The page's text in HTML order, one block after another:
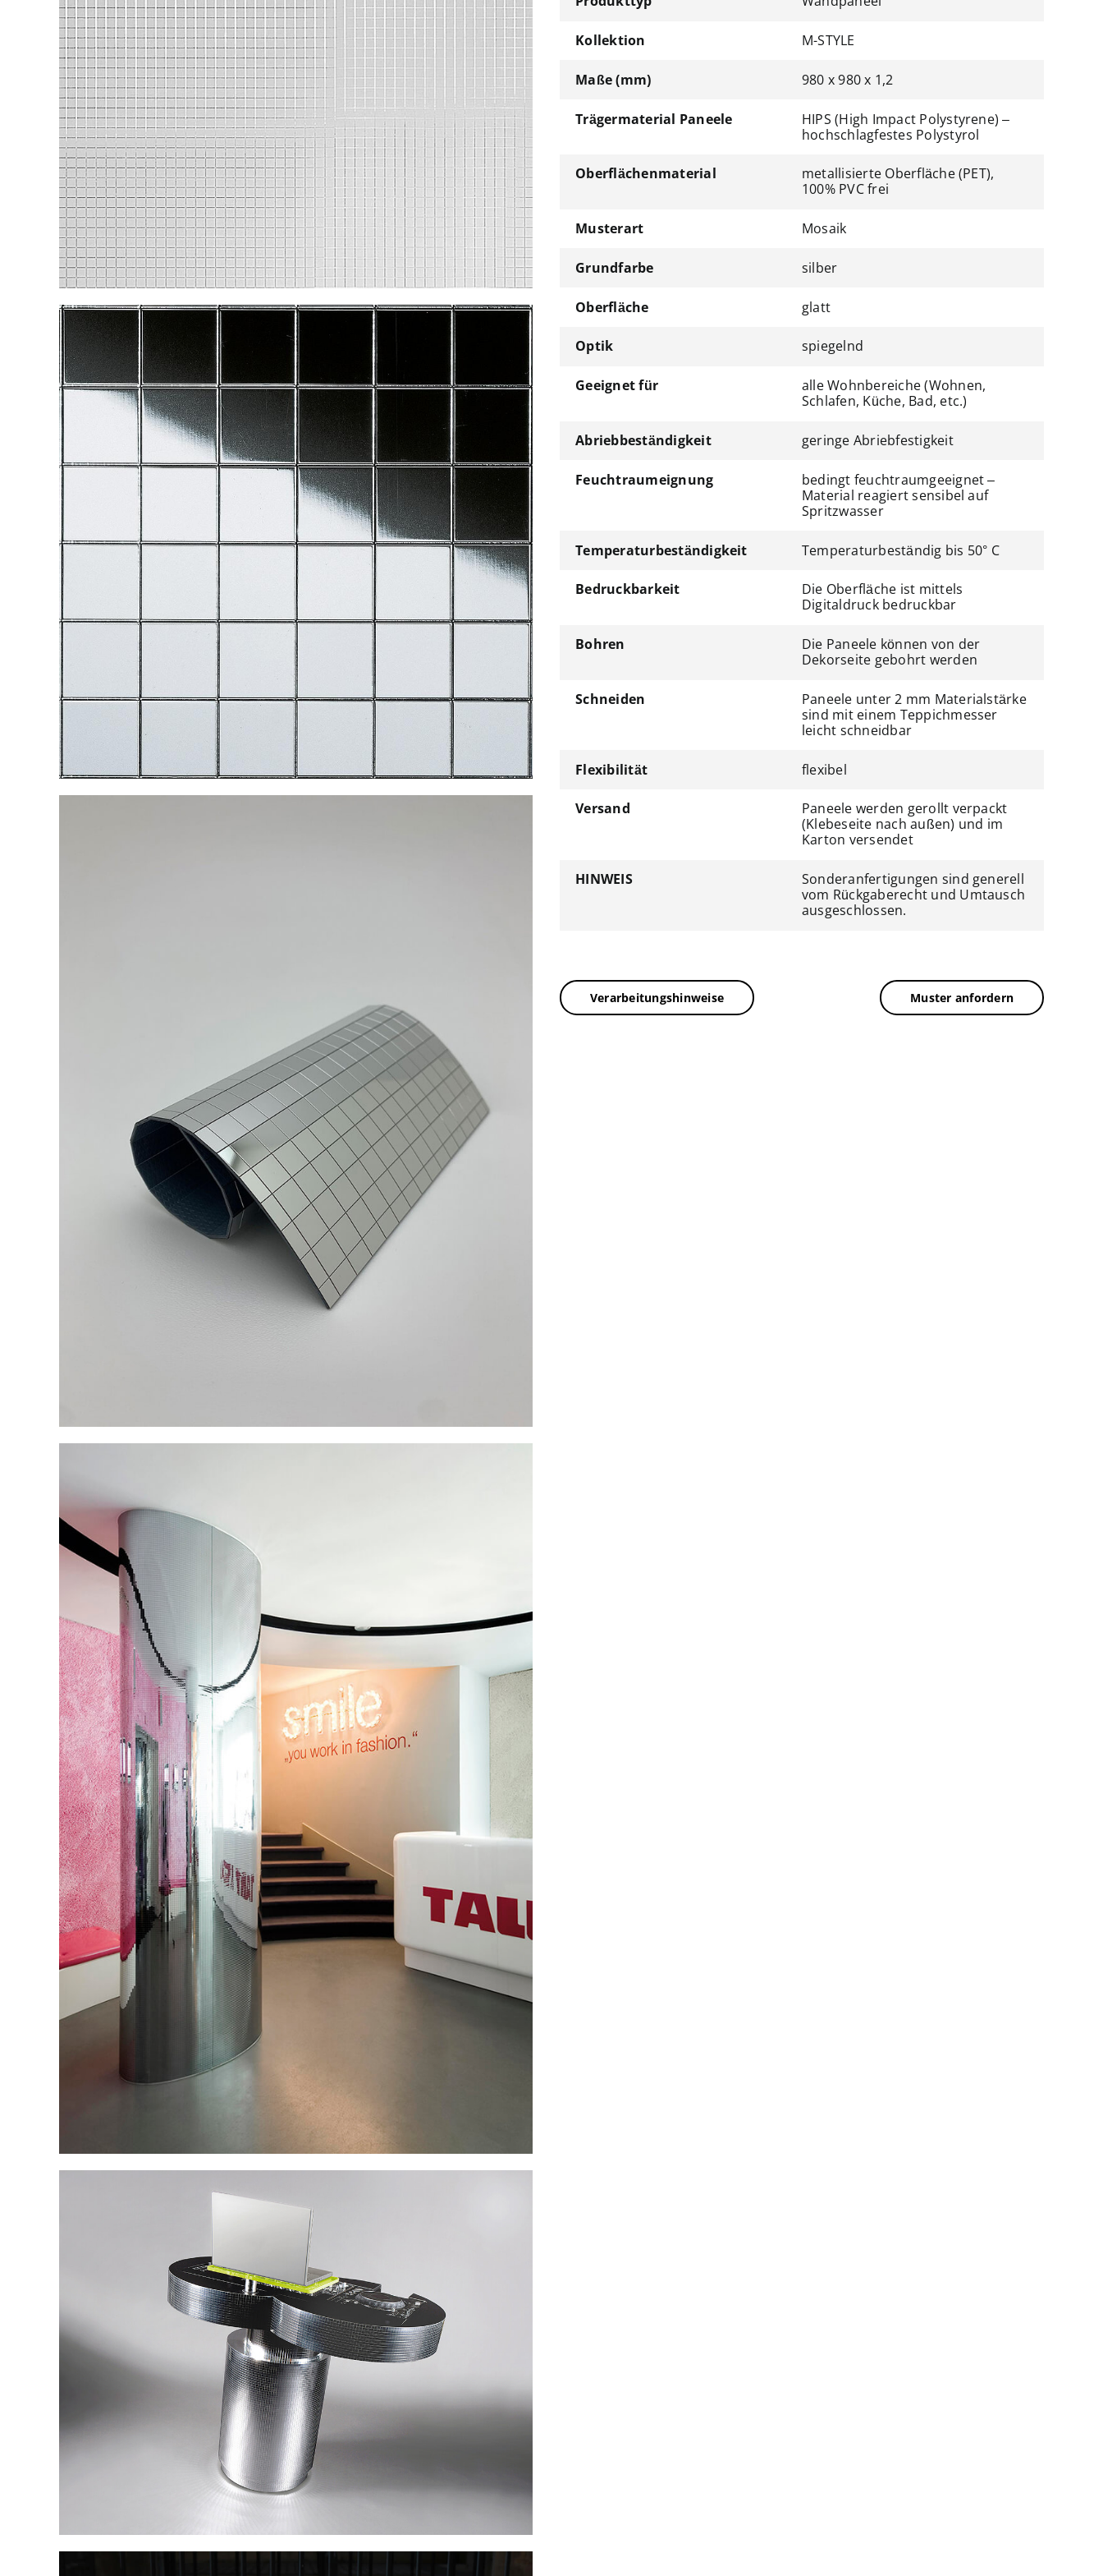
Kollektion M-STYLE
Maße (mm) 980 x 980 x 1,2
Trägermaterial Paneele
HIPS (High Impact Polystyrene) –
hochschlagfestes Polystyrol
Oberflächenmaterial
metallisierte Oberfläche (PET),
100% PVC frei
Musterart Mosaik
Grundfarbe silber
Oberfläche glatt
Optik spiegelnd
Geeignet für
alle Wohnbereiche (Wohnen,
Schlafen, Küche, Bad, etc.)
Abriebbeständigkeit geringe Abriebfestigkeit
Feuchtraumeignung
bedingt feuchtraumgeeignet –
Material reagiert sensibel auf
Spritzwasser
Temperaturbeständigkeit Temperaturbeständig bis 50° C
Bedruckbarkeit
Die Oberfläche ist mittels
Digitaldruck bedruckbar
Bohren
Die Paneele können von der
Dekorseite gebohrt werden
Schneiden
Paneele unter 2 mm Materialstärke
sind mit einem Teppichmesser
leicht schneidbar
Flexibilität flexibel
Versand
Paneele werden gerollt verpackt
(Klebeseite nach außen) und im
Karton versendet
HINWEIS
Sonderanfertigungen sind generell
vom Rückgaberecht und Umtausch
ausgeschlossen.
Verarbeitungshinweise Muster anfordern